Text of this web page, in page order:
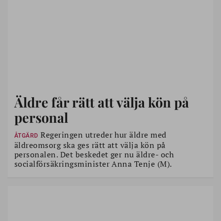
Äldre får rätt att välja kön på
personal
ÅTGÄRD Regeringen utreder hur äldre med
äldreomsorg ska ges rätt att välja kön på
personalen. Det beskedet ger nu äldre- och
socialförsäkringsminister Anna Tenje (M).